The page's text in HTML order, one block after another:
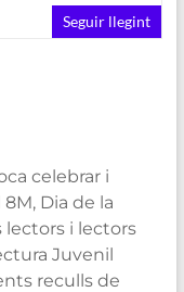
Seguir llegint
celebrar i
Dia de la
lectors i lectors
Juvenil
reculls de